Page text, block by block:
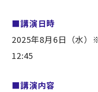
■講演日時
2025年8月6日（水
12:45
■講演内容